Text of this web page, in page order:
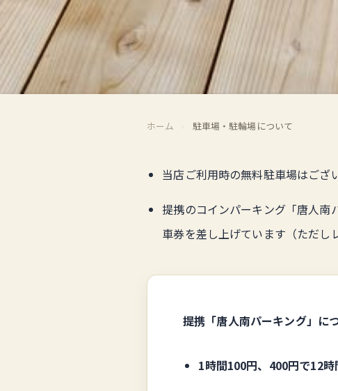
ホーム › 駐車場・駐輪場について
当店ご利用時の無料駐車場はござ
提携のコインパーキング「唐人南
車券を差し上げています（ただし
提携「唐人南パーキング」に
1時間100円、400円で12時